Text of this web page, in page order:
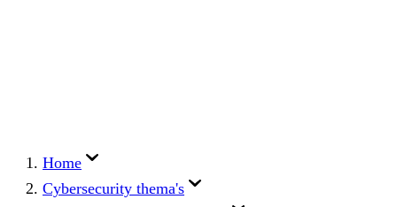
Home
Cybersecurity thema's